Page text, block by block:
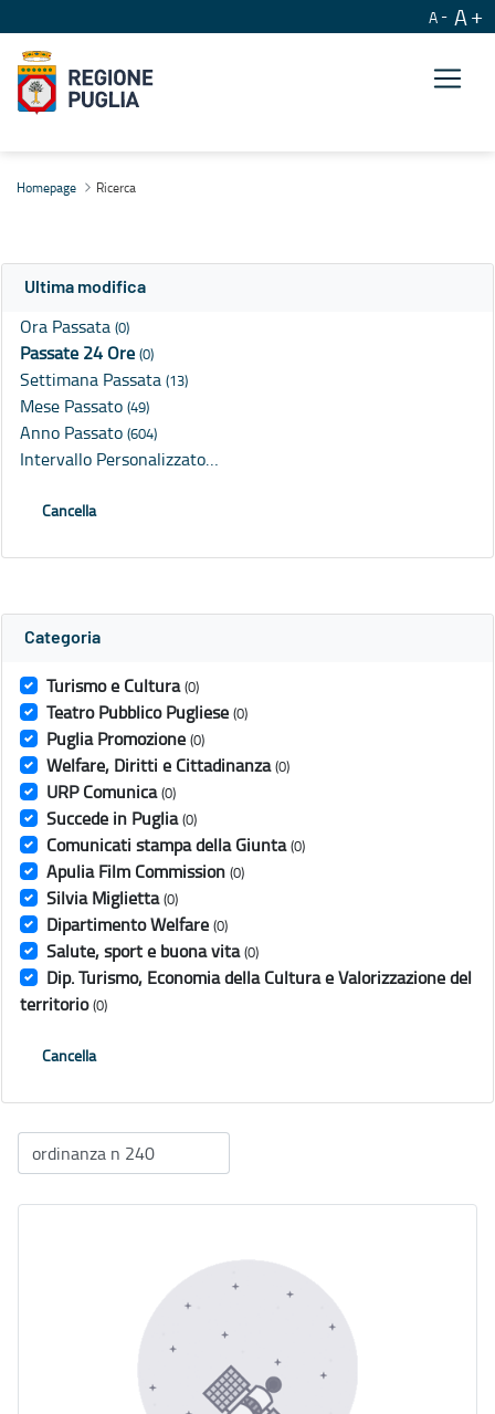
A A
Homepage Ricerca
Ultima modifica
Ora Passata (0)
Passate 24 Ore (0)
Settimana Passata (13)
Mese Passato (49)
Anno Passato (604)
Intervallo Personalizzato…
Cancella
Categoria
Turismo e Cultura (0)
Teatro Pubblico Pugliese (0)
Puglia Promozione (0)
Welfare, Diritti e Cittadinanza (0)
URP Comunica (0)
Succede in Puglia (0)
Comunicati stampa della Giunta (0)
Apulia Film Commission (0)
Silvia Miglietta (0)
Dipartimento Welfare (0)
Salute, sport e buona vita (0)
Dip. Turismo, Economia della Cultura e Valorizzazione del
territorio (0)
Cancella